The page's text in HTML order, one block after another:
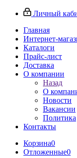
Личный
Главная
Интернет-
Каталоги
Прайс-лист
Доставка
О компании
Назад
О
Новости
Вакансии
Политика
Контакты
Корзина0
Отложенные0